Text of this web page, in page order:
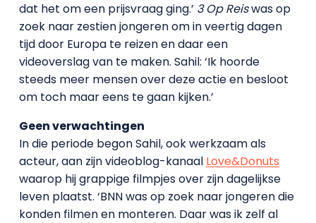
dat het om een prijsvraag ging.’ 3 Op Reiswas op
zoek naar zestien jongeren om in veertig dagen
tijd door Europa te reizen en daar een
videoverslag van te maken. Sahil: ‘Ik hoorde
steeds meer mensen over deze actie en besloot
om toch maar eens te gaan kijken.’
Geen verwachtingen
In die periode begon Sahil, ook werkzaam als
acteur, aan zijn videoblog-kanaal Love&Donuts
waarop hij grappige filmpjes over zijn dagelijkse
leven plaatst. ‘BNN was op zoek naar jongeren die
konden filmen en monteren. Daar was ik zelf al